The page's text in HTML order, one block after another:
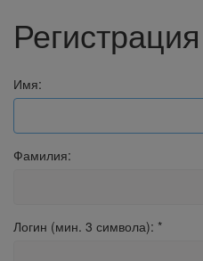
Регистрация
Имя:
Фамилия:
Логин (мин. 3 символа): *